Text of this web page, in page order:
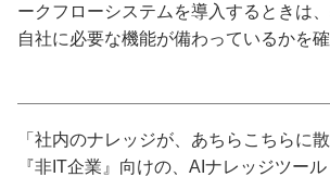
ークフローシステムを導入するときは
自社に必要な機能が備わっているかを確
「社内のナレッジが、あちらこちらに
『非IT企業』向けの、AIナレッジツール